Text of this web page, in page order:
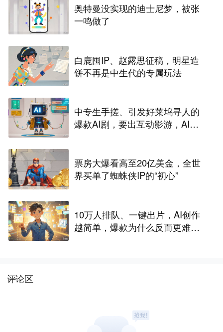
奥特曼没实现的迪士尼梦，被张
一鸣做了
白鹿囤IP、赵露思征稿，明星造
饼不再是中生代的专属玩法
中专生手搓、引发好莱坞寻人的
爆款AI剧，要出互动影游，AI剧
票房大爆看高至20亿美金，全世
界买单了蜘蛛侠IP的“初心”
10万人排队、一键出片，AI创作
越简单，爆款为什么反而更难做
评论区